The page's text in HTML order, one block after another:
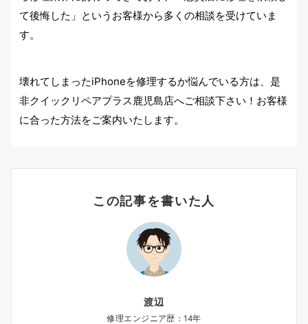
て後悔した」というお客様から多くの相談を受けていま
す。
壊れてしまったiPhoneを修理するか悩んでいる方は、是
非クイックリペアプラス鹿児島店へご相談下さい！お客様
に合った方法をご案内いたします。
この記事を書いた人
渡辺
修理エンジニア歴：14年